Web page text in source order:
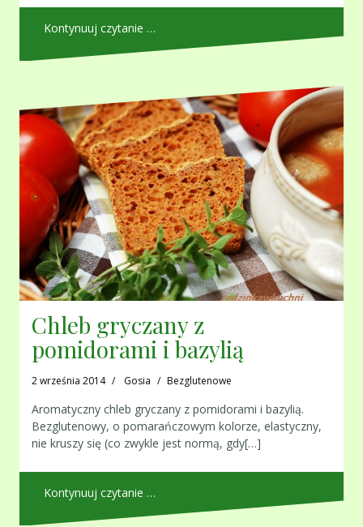
Kontynuuj czytanie …
Chleb gryczany z
pomidorami i bazylią
2 września 2014 Gosia Bezglutenowe
Aromatyczny chleb gryczany z pomidorami i bazylią.
Bezglutenowy, o pomarańczowym kolorze, elastyczny,
nie kruszy się (co zwykle jest normą, gdy[…]
Kontynuuj czytanie …